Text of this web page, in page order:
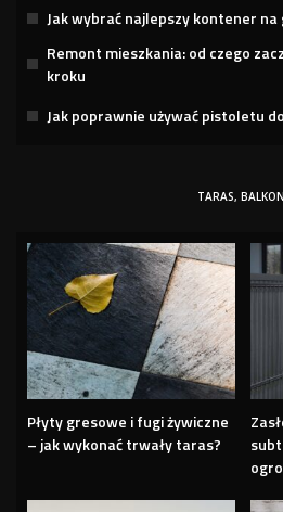
Jak wybrać najlepszy kontener
Remont mieszkania: od czego
kroku
Jak poprawnie używać pistoletu
TARAS,
Płyty gresowe i fugi żywiczne
– jak wykonać trwały taras?